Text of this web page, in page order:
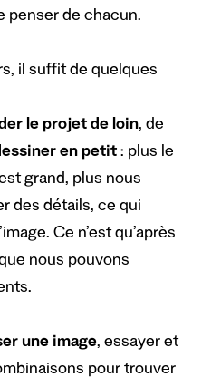
penser de chacun.
il suffit de quelques
le projet de loin, de
en petit: plus le
grand, plus nous
des détails, ce qui
Ce n’est qu’après
nous pouvons
une image, essayer et
pour trouver